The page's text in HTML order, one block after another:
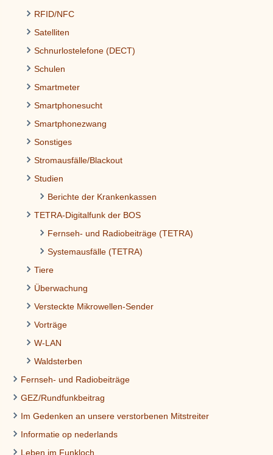
RFID/NFC
Satelliten
Schnurlostelefone (DECT)
Schulen
Smartmeter
Smartphonesucht
Smartphonezwang
Sonstiges
Stromausfälle/Blackout
Studien
Berichte der Krankenkassen
TETRA-Digitalfunk der BOS
Fernseh- und Radiobeiträge (TETRA)
Systemausfälle (TETRA)
Tiere
Überwachung
Versteckte Mikrowellen-Sender
Vorträge
W-LAN
Waldsterben
Fernseh- und Radiobeiträge
GEZ/Rundfunkbeitrag
Im Gedenken an unsere verstorbenen Mitstreiter
Informatie op nederlands
Leben im Funkloch